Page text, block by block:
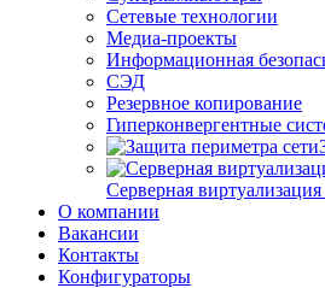
Сетевые технологии
Медиа-проекты
Информационная
СЭД
Резервное копирование
Гиперконвергентные
Серверная
О компании
Вакансии
Контакты
Конфигураторы